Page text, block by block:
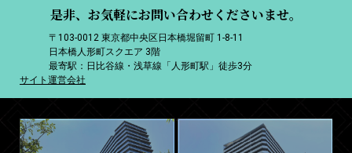
是非、お気軽にお問い合わせくださいませ。
〒103-0012 東京都中央区日本橋堀留町 1-8-11
日本橋人形町スクエア 3階
最寄駅：日比谷線・浅草線「人形町駅」徒歩3分
サイト運営会社